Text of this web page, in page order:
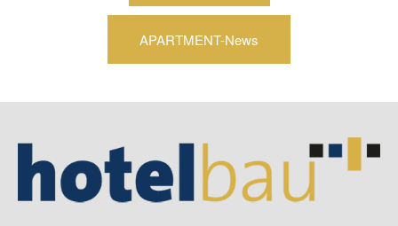
APARTMENT-News